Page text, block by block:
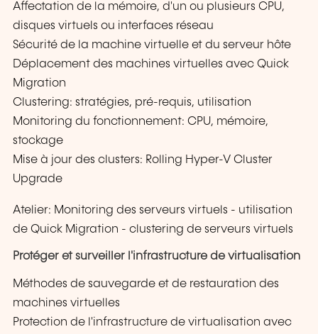
Affectation de la mémoire, d'un ou plusieurs CPU,
disques virtuels ou interfaces réseau
Sécurité de la machine virtuelle et du serveur hôte
Déplacement des machines virtuelles avec Quick
Migration
Clustering: stratégies, pré-requis, utilisation
Monitoring du fonctionnement: CPU, mémoire,
stockage
Mise à jour des clusters: Rolling Hyper-V Cluster
Upgrade
Atelier: Monitoring des serveurs virtuels - utilisation
de Quick Migration - clustering de serveurs virtuels
Protéger et surveiller l'infrastructure de virtualisation
Méthodes de sauvegarde et de restauration des
machines virtuelles
Protection de l'infrastructure de virtualisation avec